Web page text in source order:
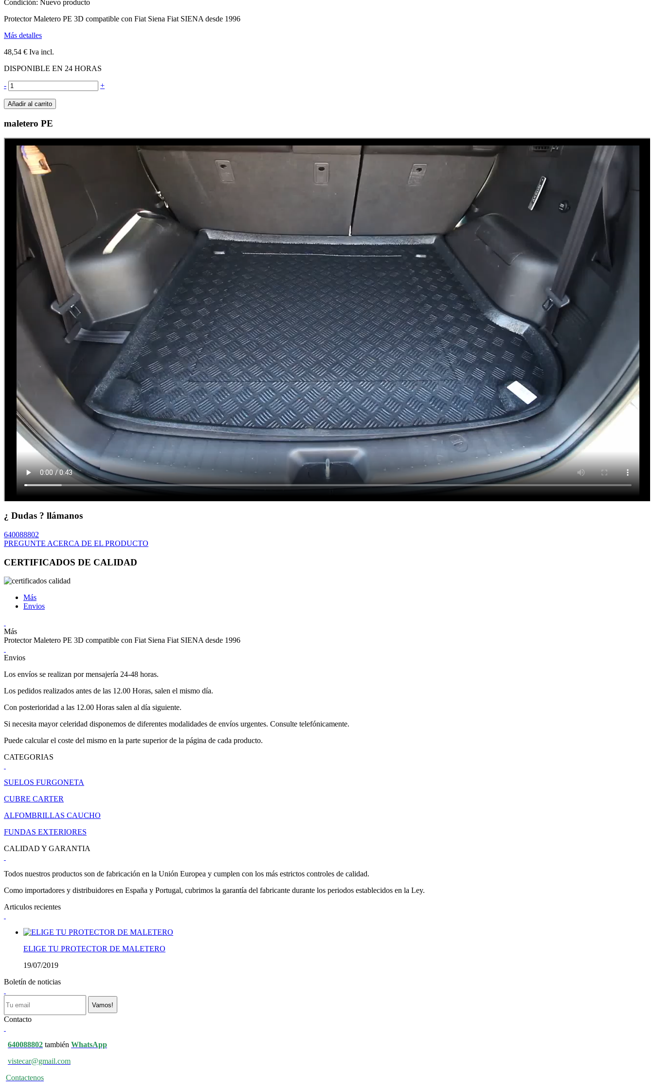
Condición: Nuevo producto
Protector Maletero PE 3D compatible con Fiat Siena Fiat SIENA desde 1996
Más detalles
48,54 € Iva incl.
DISPONIBLE EN 24 HORAS
- +
Añadir al carrito
maletero PE
¿ Dudas ? llámanos
640088802
PREGUNTE ACERCA DE EL PRODUCTO
CERTIFICADOS DE CALIDAD
Más
Envios
Más
Protector Maletero PE 3D compatible con Fiat Siena Fiat SIENA desde 1996
Envios
Los envíos se realizan por mensajería 24-48 horas.
Los pedidos realizados antes de las 12.00 Horas, salen el mismo día.
Con posterioridad a las 12.00 Horas salen al día siguiente.
Si necesita mayor celeridad disponemos de diferentes modalidades de envíos urgentes. Consulte telefónicamente.
Puede calcular el coste del mismo en la parte superior de la página de cada producto.
CATEGORIAS
SUELOS FURGONETA
CUBRE CARTER
ALFOMBRILLAS CAUCHO
FUNDAS EXTERIORES
CALIDAD Y GARANTIA
Todos nuestros productos son de fabricación en la Unión Europea y cumplen con los más estrictos controles de calidad.
Como importadores y distribuidores en España y Portugal, cubrimos la garantía del fabricante durante los periodos establecidos en la Ley.
Articulos recientes
ELIGE TU PROTECTOR DE MALETERO
19/07/2019
Boletín de noticias
Vamos!
Contacto
640088802 también WhatsApp
vistecar@gmail.com
Contactenos